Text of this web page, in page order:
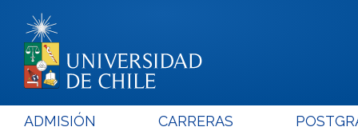
ADMISIÓN CARRERAS